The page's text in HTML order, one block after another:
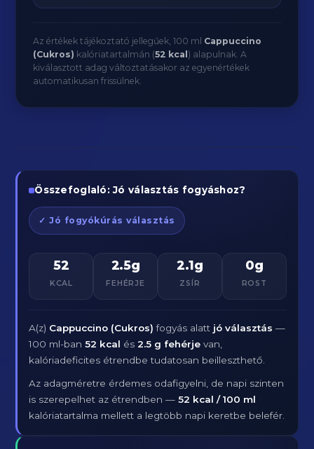
Az értékek tájékoztató jellegűek, 100 ml Cappuccino
(Cukros) kalóriatartalmán (52 kcal ) alapulnak. A
kiválasztott adag változtatásakor az egyenértékek
automatikusan frissülnek.
Összefoglaló: Jó választás fogyáshoz?
✓ Jó fogyókúrás választás
52
KCAL
2.5g
FEHÉRJE
2.1g
ZSÍR
0g
ROST
A(z) Cappuccino (Cukros) fogyás alatt jó választás —
100 ml-ban52 kcal és2.5 g fehérje van,
kalóriadeficites étrendbe tudatosan beilleszthető.
Az adagméretre érdemes odafigyelni, de napi szinten
is szerepelhet az étrendben —52 kcal / 100 ml
kalóriatartalma mellett a legtöbb napi keretbe belefér.